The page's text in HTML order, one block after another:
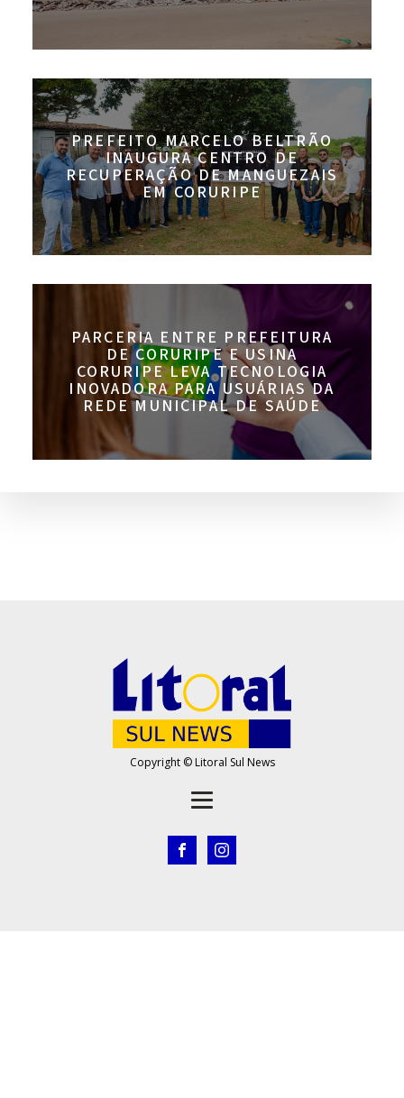
PREFEITO MARCELO BELTRÃO
INAUGURA CENTRO DE
RECUPERAÇÃO DE MANGUEZAIS
EM CORURIPE
PARCERIA ENTRE PREFEITURA
DE CORURIPE E USINA
CORURIPE LEVA TECNOLOGIA
INOVADORA PARA USUÁRIAS DA
REDE MUNICIPAL DE SAÚDE
Copyright © Litoral Sul News